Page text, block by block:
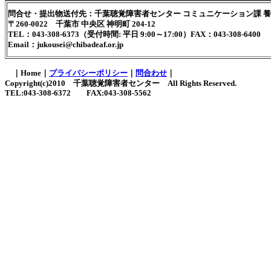
問合せ・提出物送付先：千葉聴覚障害者センター コミュニケーション課
〒260-0022 千葉市 中央区 神明町 204-12
TEL：043-308-6373（受付時間: 平日 9:00～17:00）FAX：043-308-6400
Email：jukousei@chibadeaf.or.jp
Home プライバシーポリシー 問合わせ
Copyright(c)2010 千葉聴覚障害者センター All Rights Reserved.
TEL:043-308-6372 FAX:043-308-5562